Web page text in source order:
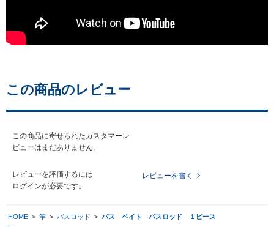
この商品のレビュー
この商品に寄せられたカスタマーレ
ビューはまだありません。
レビューを評価するには
ログインが必要です。
レビューを書く
HOME > 竿 > バスロッド > バス ベイト バスロッド １ピース